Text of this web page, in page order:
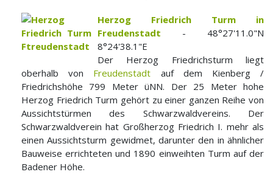
Herzog Friedrich Turm in
Freudenstadt - 48°27'11.0"N
8°24'38.1"E
Der Herzog Friedrichsturm liegt
oberhalb von Freudenstadt auf dem Kienberg /
Friedrichshöhe 799 Meter üNN. Der 25 Meter hohe
Herzog Friedrich Turm gehört zu einer ganzen Reihe von
Aussichtstürmen des Schwarzwaldvereins. Der
Schwarzwaldverein hat Großherzog Friedrich I. mehr als
einen Aussichtsturm gewidmet, darunter den in ähnlicher
Bauweise errichteten und 1890 einweihten Turm auf der
Badener Höhe.